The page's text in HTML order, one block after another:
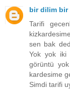
bir dilim bir
Tarifi
sen bak
Yok yok iki
görüntü
kardesime
Simdi tarifi